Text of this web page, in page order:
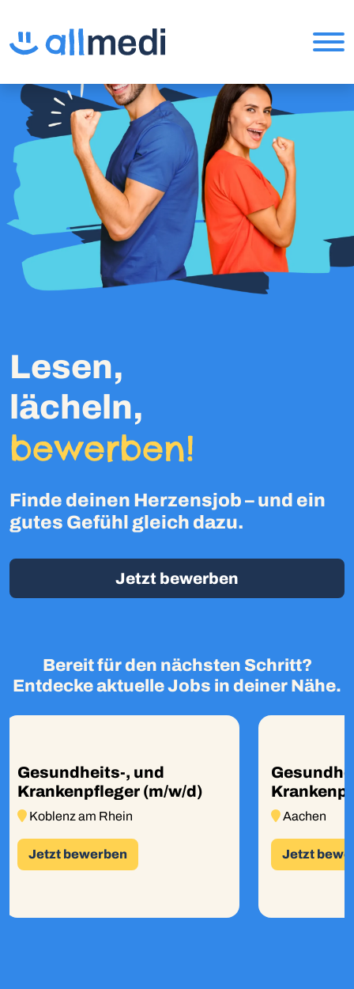
Lesen,
lächeln,
bewerben!
Finde deinen Herzensjob – und ein
gutes Gefühl gleich dazu.
Jetzt bewerben
Bereit für den nächsten Schritt?
Entdecke aktuelle Jobs in deiner Nähe.
, und
(m/w/d)
am Rhein
bewerben
Gesundheits-,
Aachen
Jetzt bewerben